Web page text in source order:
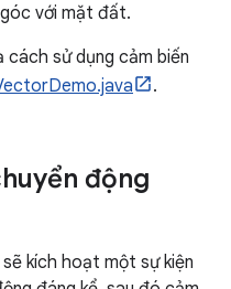
với mặt đất.
cách sử dụng cảm biến
.
động
kích hoạt một sự kiện